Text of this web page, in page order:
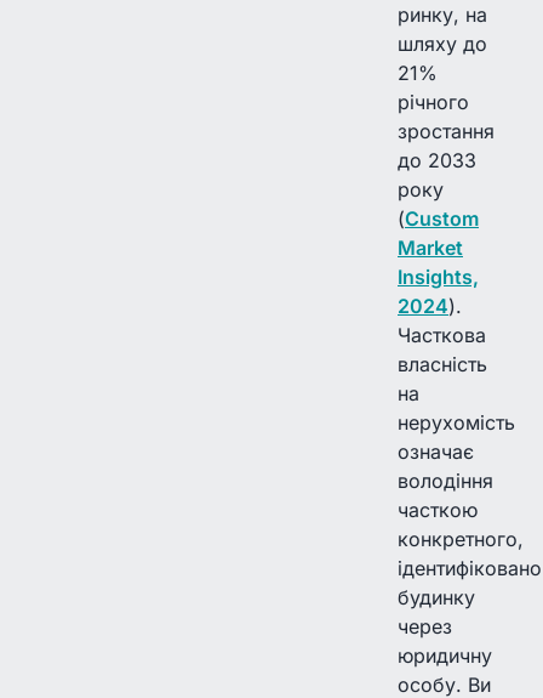
ринку, на
шляху до
21%
річного
зростання
до 2033
року
(Custom
Market
Insights,
2024).
Часткова
власність
на
нерухомість
означає
володіння
часткою
конкретного,
будинку
через
юридичну
особу. Ви